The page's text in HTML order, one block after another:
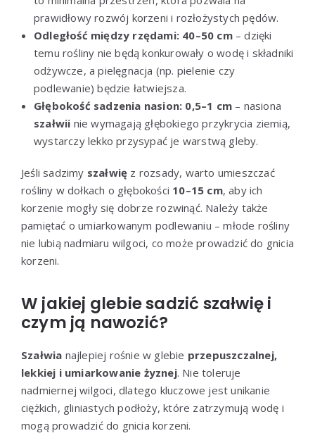
prawidłowy rozwój korzeni i rozłożystych pędów.
Odległość między rzędami: 40–50 cm– dzięki
temu rośliny nie będą konkurowały o wodę i składniki
odżywcze, a pielęgnacja (np. pielenie czy
podlewanie) będzie łatwiejsza.
Głębokość sadzenia nasion: 0,5–1 cm – nasiona
szałwii nie wymagają głębokiego przykrycia ziemią,
wystarczy lekko przysypać je warstwą gleby.
Jeśli sadzimy szałwię z rozsady, warto umieszczać
rośliny w dołkach o głębokości 10–15 cm, aby ich
korzenie mogły się dobrze rozwinąć. Należy także
pamiętać o umiarkowanym podlewaniu – młode rośliny
nie lubią nadmiaru wilgoci, co może prowadzić do gnicia
korzeni.
W jakiej glebie sadzić szałwię i
czym ją nawozić?
Szałwia najlepiej rośnie w glebie przepuszczalnej,
lekkiej i umiarkowanie żyznej. Nie toleruje
nadmiernej wilgoci, dlatego kluczowe jest unikanie
ciężkich, gliniastych podłoży, które zatrzymują wodę i
mogą prowadzić do gnicia korzeni.